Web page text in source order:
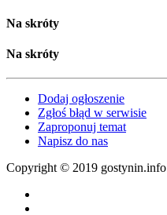
Na skróty
Na skróty
Dodaj ogłoszenie
Zgłoś błąd w serwisie
Zaproponuj temat
Napisz do nas
Copyright © 2019 gostynin.info